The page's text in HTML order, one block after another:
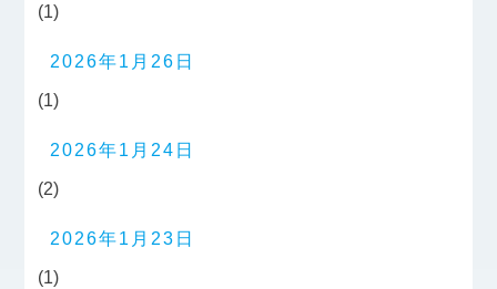
(1)
2026年1月26日
(1)
2026年1月24日
(2)
2026年1月23日
(1)